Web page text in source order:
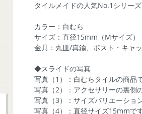
タイルメイドの人気No.1シリー
カラー：白むら
サイズ：直径15mm（Mサイズ）
金具：丸皿/真鍮、ポスト・キャ
◆スライドの写真
写真（1）：白むらタイルの商品
写真（2）：アクセサリーの裏側
写真（3）：サイズバリエーシ
写真（4）：直径サイズ15mmで